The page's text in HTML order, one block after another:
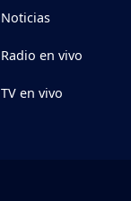
Noticias
Radio en vivo
TV en vivo